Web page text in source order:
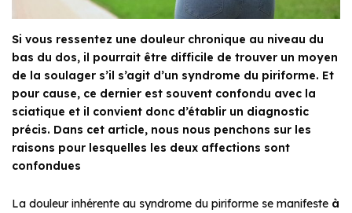
Si vous ressentez une douleur chronique au niveau du
bas du dos, il pourrait être difficile de trouver un moyen
de la soulager s’il s’agit d’un syndrome du piriforme. Et
pour cause, ce dernier est souvent confondu avec la
sciatique et il convient donc d’établir un diagnostic
précis. Dans cet article, nous nous penchons sur les
raisons pour lesquelles les deux affections sont
confondues
La douleur inhérente au syndrome du piriforme se manifeste à